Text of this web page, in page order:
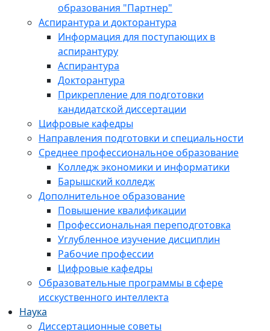
образования "Партнер"
Аспирантура и докторантура
Информация для поступающих в
аспирантуру
Аспирантура
Докторантура
Прикрепление для подготовки
кандидатской диссертации
Цифровые кафедры
Направления подготовки и специальности
Среднее профессиональное образование
Колледж экономики и информатики
Барышский колледж
Дополнительное образование
Повышение квалификации
Профессиональная переподготовка
Углубленное изучение дисциплин
Рабочие профессии
Цифровые кафедры
Образовательные программы в сфере
исскуственного интеллекта
Наука
Диссертационные советы